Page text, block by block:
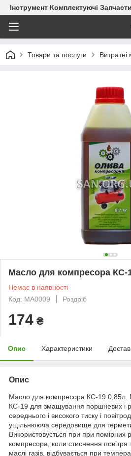
Інструмент Комплектуючі
Товари та послуги Витратні
Масло для компресора КС-
Немає в наявності
Код: МА0009
Роздріб
174 ₴
Опис Характеристики
Опис
Масло для компресора КС-19 0,85л.
КС-19 для змащування поршневих і
середнього і високого тиску і
ущільнююча середовище для
Використовується при при помірних
компресора, коли стиснення повітря
маслі газів, відбувається при